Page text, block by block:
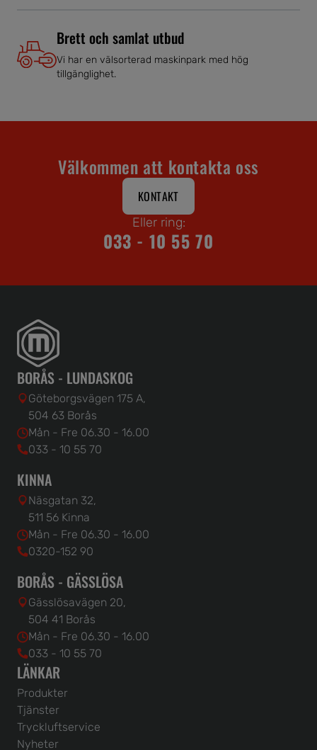
Brett och samlat utbud
Vi har en välsorterad maskinpark med hög
tillgänglighet.
Välkommen att kontakta oss
KONTAKT
Eller ring:
033 - 10 55 70
BORÅS - LUNDASKOG
Göteborgsvägen 175 A,
504 63 Borås
Mån - Fre 06.30 - 16.00
033 - 10 55 70
KINNA
Näsgatan 32,
511 56 Kinna
Mån - Fre 06.30 - 16.00
0320-152 90
BORÅS - GÄSSLÖSA
Gässlösavägen 20,
504 41 Borås
Mån - Fre 06.30 - 16.00
033 - 10 55 70
LÄNKAR
Produkter
Tjänster
Tryckluftservice
Nyheter